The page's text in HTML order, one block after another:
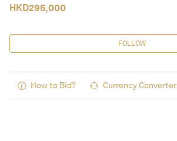
HKD295,000
FOLLOW
How to Bid? Currency Converter